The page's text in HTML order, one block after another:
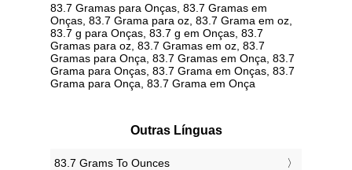
83.7 Gramas para Onças, 83.7 Gramas em
Onças, 83.7 Grama para oz, 83.7 Grama em oz,
83.7 g para Onças, 83.7 g em Onças, 83.7
Gramas para oz, 83.7 Gramas em oz, 83.7
Gramas para Onça, 83.7 Gramas em Onça, 83.7
Grama para Onças, 83.7 Grama em Onças, 83.7
Grama para Onça, 83.7 Grama em Onça
Outras Línguas
‎83.7 Grams To Ounces